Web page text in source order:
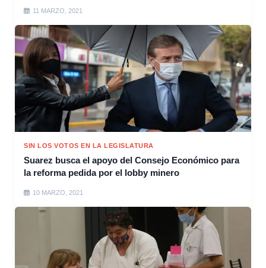
11 MARZO, 2021
SIN LOS VOTOS EN LA LEGISLATURA
Suarez busca el apoyo del Consejo Económico para
la reforma pedida por el lobby minero
10 MARZO, 2021